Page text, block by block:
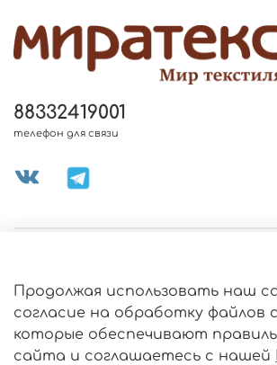
ИНФОРМАЦИЯ
О МАГАЗИНЕ
88332419001
телефон для связи
Продолжая использовать наш
согласие на обработку файлов
которые обеспечивают
сайта и соглашаетесь с нашей